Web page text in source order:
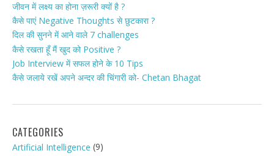
जीवन में लक्ष्य का होना ज़रूरी क्यों है ?
कैसे पाएं Negative Thoughts से छुटकारा ?
दिल की सुनने में आने वाले 7 challenges
कैसे रखता हूँ मैं खुद को Positive ?
Job Interview में सफल होने के 10 Tips
कैसे जलाये रखें अपने अन्दर की चिंगारी को- Chetan Bhagat
CATEGORIES
Artificial Intelligence (9)